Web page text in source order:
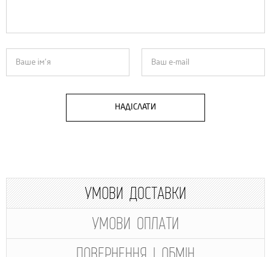
НАДІСЛАТИ
УМОВИ ДОСТАВКИ
УМОВИ ОПЛАТИ